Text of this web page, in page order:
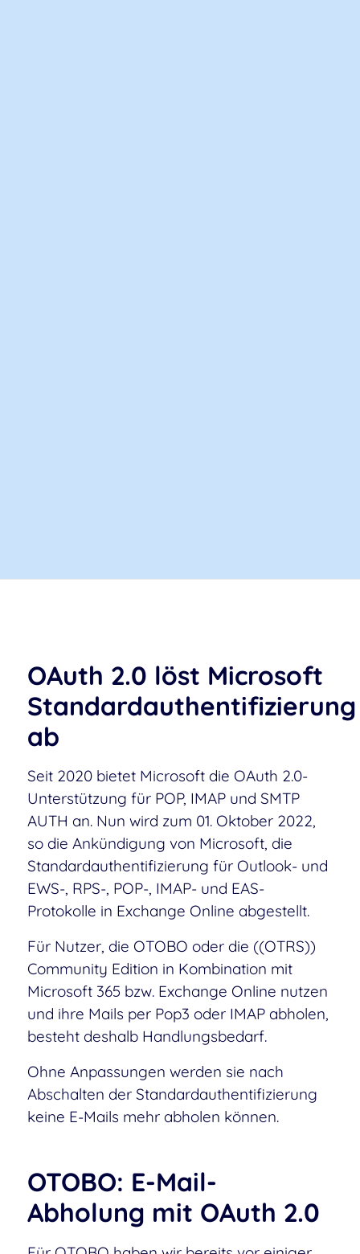
OAuth 2.0 löst Microsoft
Standardauthentifizierung
ab
Seit 2020 bietet Microsoft die OAuth 2.0-
Unterstützung für POP, IMAP und SMTP
AUTH an. Nun wird zum 01. Oktober 2022,
so die Ankündigung von Microsoft, die
Standardauthentifizierung für Outlook- und
EWS-, RPS-, POP-, IMAP- und EAS-
Protokolle in Exchange Online abgestellt.
Für Nutzer, die OTOBO oder die ((OTRS))
Community Edition in Kombination mit
Microsoft 365 bzw. Exchange Online nutzen
und ihre Mails per Pop3 oder IMAP abholen,
besteht deshalb Handlungsbedarf.
Ohne Anpassungen werden sie nach
Abschalten der Standardauthentifizierung
keine E-Mails mehr abholen können.
OTOBO: E-Mail-
Abholung mit OAuth 2.0